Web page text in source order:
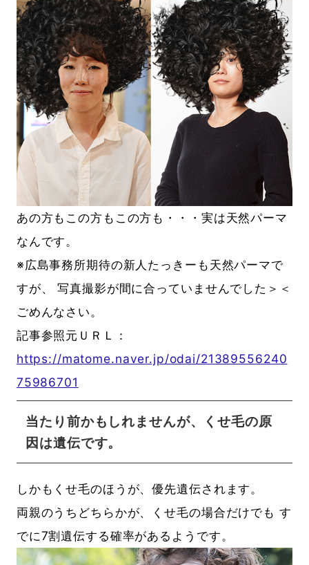
あの方もこの方もこの方も・・・実は天然パーマ
なんです。
※広島事務所期待の新人たっきーも天然パーマで
すが、 写真撮影が間に合っていませんでした＞＜
ごめんなさい。
記事参照元ＵＲＬ：
https://matome.naver.jp/odai/21389556240
75986701
当たり前かもしれませんが、くせ毛の原
因は遺伝です。
しかもくせ毛のほうが、優先遺伝されます。
両親のうちどちらかが、くせ毛の場合だけでも す
でに7割遺伝する確率があるようです。